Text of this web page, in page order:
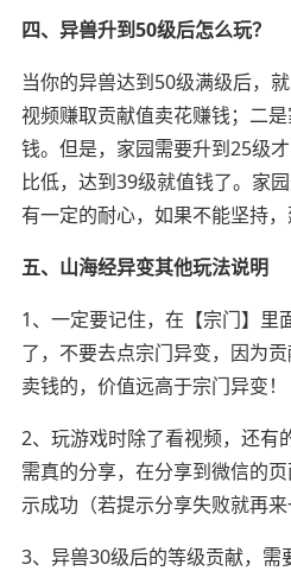
四、异兽升到50级后怎么玩？
当你的异兽达到50级满级后，
视频赚取贡献值卖花赚钱；二
钱。但是，家园需要升到25级
比低，达到39级就值钱了。家
有一定的耐心，如果不能坚持，
五、山海经异变其他玩法说明
1、一定要记住，在【宗门】里
了，不要去点宗门异变，因为
卖钱的，价值远高于宗门异变！
2、玩游戏时除了看视频，还有
需真的分享，在分享到微信的
示成功（若提示分享失败就再来
3、异兽30级后的等级贡献，需